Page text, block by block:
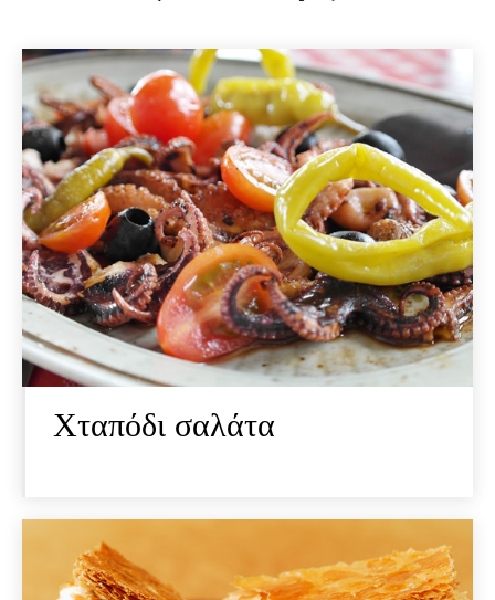
Χταπόδι σαλάτα